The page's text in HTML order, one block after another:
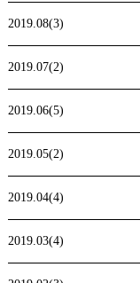
2019.08(3)
2019.07(2)
2019.06(5)
2019.05(2)
2019.04(4)
2019.03(4)